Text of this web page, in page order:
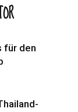
für den